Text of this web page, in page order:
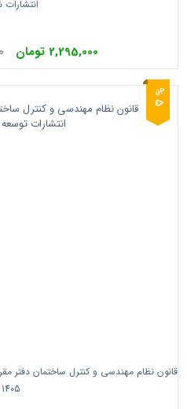
انتشارات
2,295,000 تومان
قانون نظام مهندسی و کنترل ساختمان دفتر
1405
5
%